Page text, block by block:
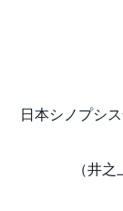
日本シノプシ
（井